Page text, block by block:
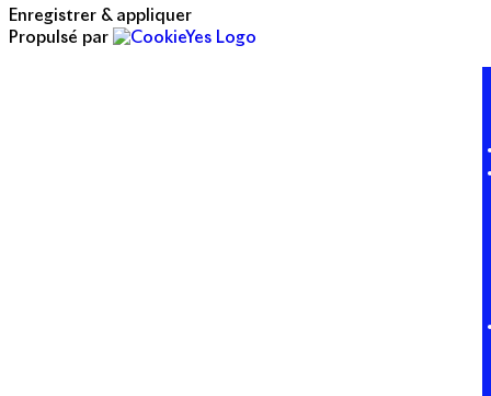
Enregistrer & appliquer
Propulsé par